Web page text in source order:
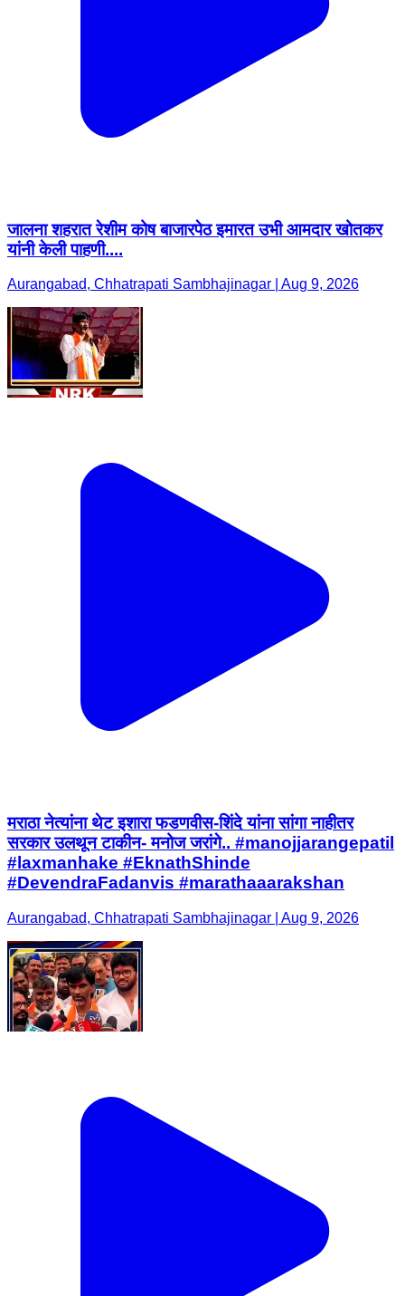
जालना शहरात रेशीम कोष बाजारपेठ इमारत उभी आमदार खोतकर
यांनी केली पाहणी....
Aurangabad, Chhatrapati Sambhajinagar | Aug 9, 2026
मराठा नेत्यांना थेट इशारा फडणवीस-शिंदे यांना सांगा नाहीतर
सरकार उलथून टाकीन- मनोज जरांगे.. #manojjarangepatil
#laxmanhake #EknathShinde
#DevendraFadanvis #marathaaarakshan
Aurangabad, Chhatrapati Sambhajinagar | Aug 9, 2026